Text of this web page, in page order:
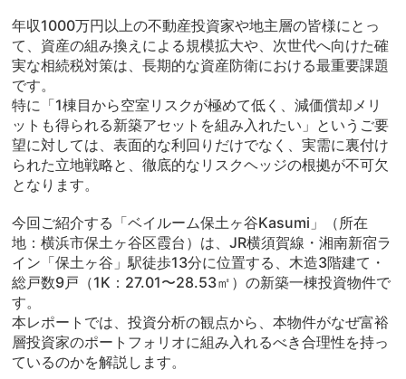
年収1000万円以上の不動産投資家や地主層の皆様にとっ
て、資産の組み換えによる規模拡大や、次世代へ向けた確
実な相続税対策は、長期的な資産防衛における最重要課題
です。
特に「1棟目から空室リスクが極めて低く、減価償却メリ
ットも得られる新築アセットを組み入れたい」というご要
望に対しては、表面的な利回りだけでなく、実需に裏付け
られた立地戦略と、徹底的なリスクヘッジの根拠が不可欠
となります。
今回ご紹介する「ベイルーム保土ヶ谷Kasumi」（所在
地：横浜市保土ヶ谷区霞台）は、JR横須賀線・湘南新宿ラ
イン「保土ヶ谷」駅徒歩13分に位置する、木造3階建て・
総戸数9戸（1K：27.01〜28.53㎡）の新築一棟投資物件で
す。
本レポートでは、投資分析の観点から、本物件がなぜ富裕
層投資家のポートフォリオに組み入れるべき合理性を持っ
ているのかを解説します。